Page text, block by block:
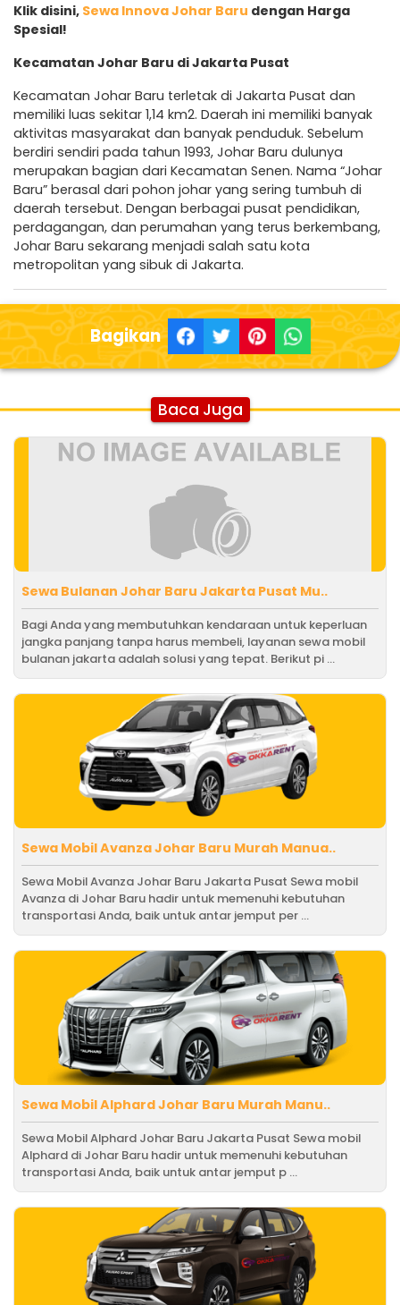
Klik disini, Sewa Innova Johar Baru dengan Harga
Spesial!
Kecamatan Johar Baru di Jakarta Pusat
Kecamatan Johar Baru terletak di Jakarta Pusat dan
memiliki luas sekitar 1,14 km2. Daerah ini memiliki banyak
aktivitas masyarakat dan banyak penduduk. Sebelum
berdiri sendiri pada tahun 1993, Johar Baru dulunya
merupakan bagian dari Kecamatan Senen. Nama “Johar
Baru” berasal dari pohon johar yang sering tumbuh di
daerah tersebut. Dengan berbagai pusat pendidikan,
perdagangan, dan perumahan yang terus berkembang,
Johar Baru sekarang menjadi salah satu kota
metropolitan yang sibuk di Jakarta.
Bagikan
Baca Juga
Sewa Bulanan Johar Baru Jakarta Pusat Mu..
Bagi Anda yang membutuhkan kendaraan untuk keperluan
jangka panjang tanpa harus membeli, layanan sewa mobil
bulanan jakarta adalah solusi yang tepat. Berikut pi ...
Sewa Mobil Avanza Johar Baru Murah Manua..
Sewa Mobil Avanza Johar Baru Jakarta Pusat Sewa mobil
Avanza di Johar Baru hadir untuk memenuhi kebutuhan
transportasi Anda, baik untuk antar jemput per ...
Sewa Mobil Alphard Johar Baru Murah Manu..
Sewa Mobil Alphard Johar Baru Jakarta Pusat Sewa mobil
Alphard di Johar Baru hadir untuk memenuhi kebutuhan
transportasi Anda, baik untuk antar jemput p ...